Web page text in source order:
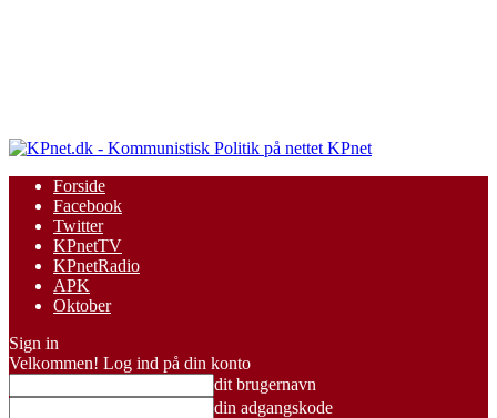
KPnet
Forside
Facebook
Twitter
KPnetTV
KPnetRadio
APK
Oktober
Sign in
Velkommen! Log ind på din konto
dit brugernavn
din adgangskode